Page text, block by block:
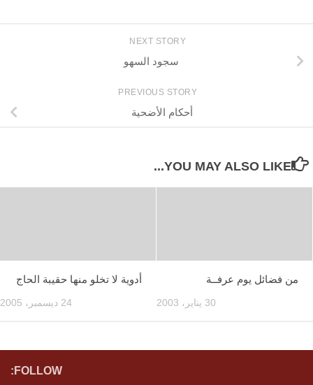
NEXT STORY
سجود السهو
PREVIOUS STORY
أحكام الأضحية
YOU MAY ALSO LIKE...
أدوية لا تخلو منها حقيبة الحاج
24 ديسمبر، 2005
من فضائل يوم عرفــة
30 يناير، 2003
FOLLOW: